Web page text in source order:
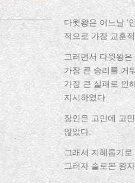
다윗왕은 어느날 '
적으로 가장 교훈
그러면서 다윗왕은
가장 큰 승리를 거
가장 큰 실패로 인
지시하였다.
장인은 고민에 고
않았다.
그래서 지혜롭기
그러자 솔로몬 왕